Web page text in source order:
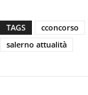
TAGS cconcorso
salerno attualità